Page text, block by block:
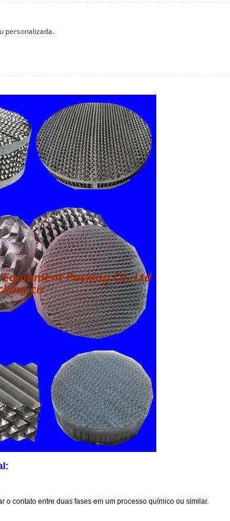
personalizada.
contato entre duas fases em um processo químico ou similar.